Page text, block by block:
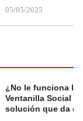
05/05/2025
¿No le funciona la
Ventanilla Social
solución que da el